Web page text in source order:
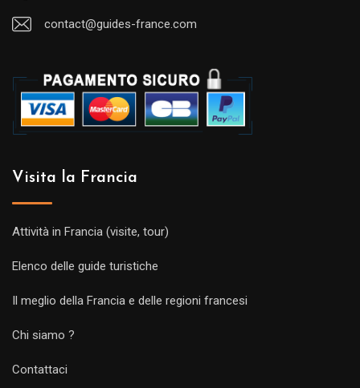
contact@guides-france.com
Visita la Francia
Attività in Francia (visite, tour)
Elenco delle guide turistiche
Il meglio della Francia e delle regioni francesi
Chi siamo ?
Contattaci